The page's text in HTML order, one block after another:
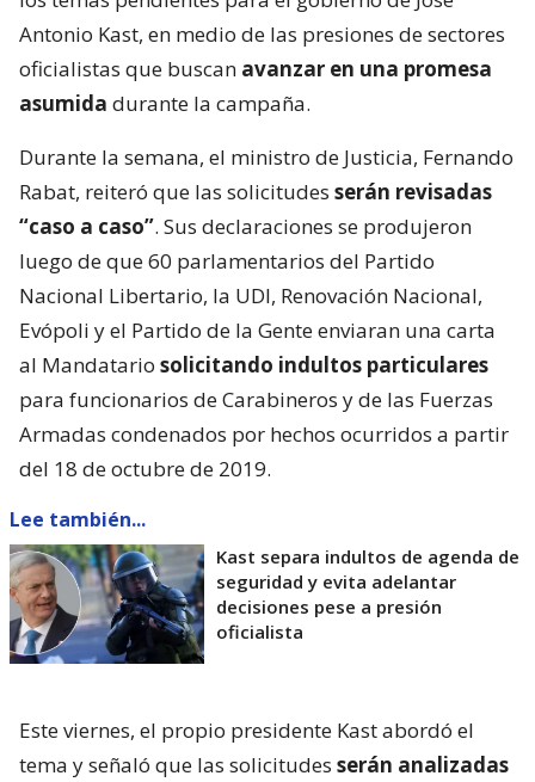
Antonio Kast, en medio de las presiones de sectores
oficialistas que buscan avanzar en una promesa
asumida durante la campaña.
Durante la semana, el ministro de Justicia, Fernando
Rabat, reiteró que las solicitudes serán revisadas
“caso a caso”. Sus declaraciones se produjeron
luego de que 60 parlamentarios del Partido
Nacional Libertario, la UDI, Renovación Nacional,
Evópoli y el Partido de la Gente enviaran una carta
al Mandatario solicitando indultos particulares
para funcionarios de Carabineros y de las Fuerzas
Armadas condenados por hechos ocurridos a partir
del 18 de octubre de 2019.
Lee también...
Kast separa indultos de agenda de
seguridad y evita adelantar
decisiones pese a presión
oficialista
Este viernes, el propio presidente Kast abordó el
tema y señaló que las solicitudes serán analizadas